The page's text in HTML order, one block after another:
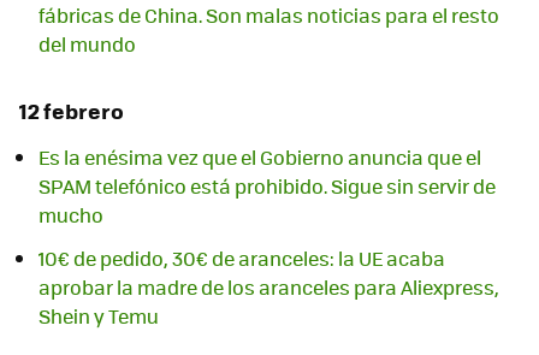
fábricas de China. Son malas noticias para el resto
del mundo
12 febrero
Es la enésima vez que el Gobierno anuncia que el
SPAM telefónico está prohibido. Sigue sin servir de
mucho
10€ de pedido, 30€ de aranceles: la UE acaba
aprobar la madre de los aranceles para Aliexpress,
Shein y Temu